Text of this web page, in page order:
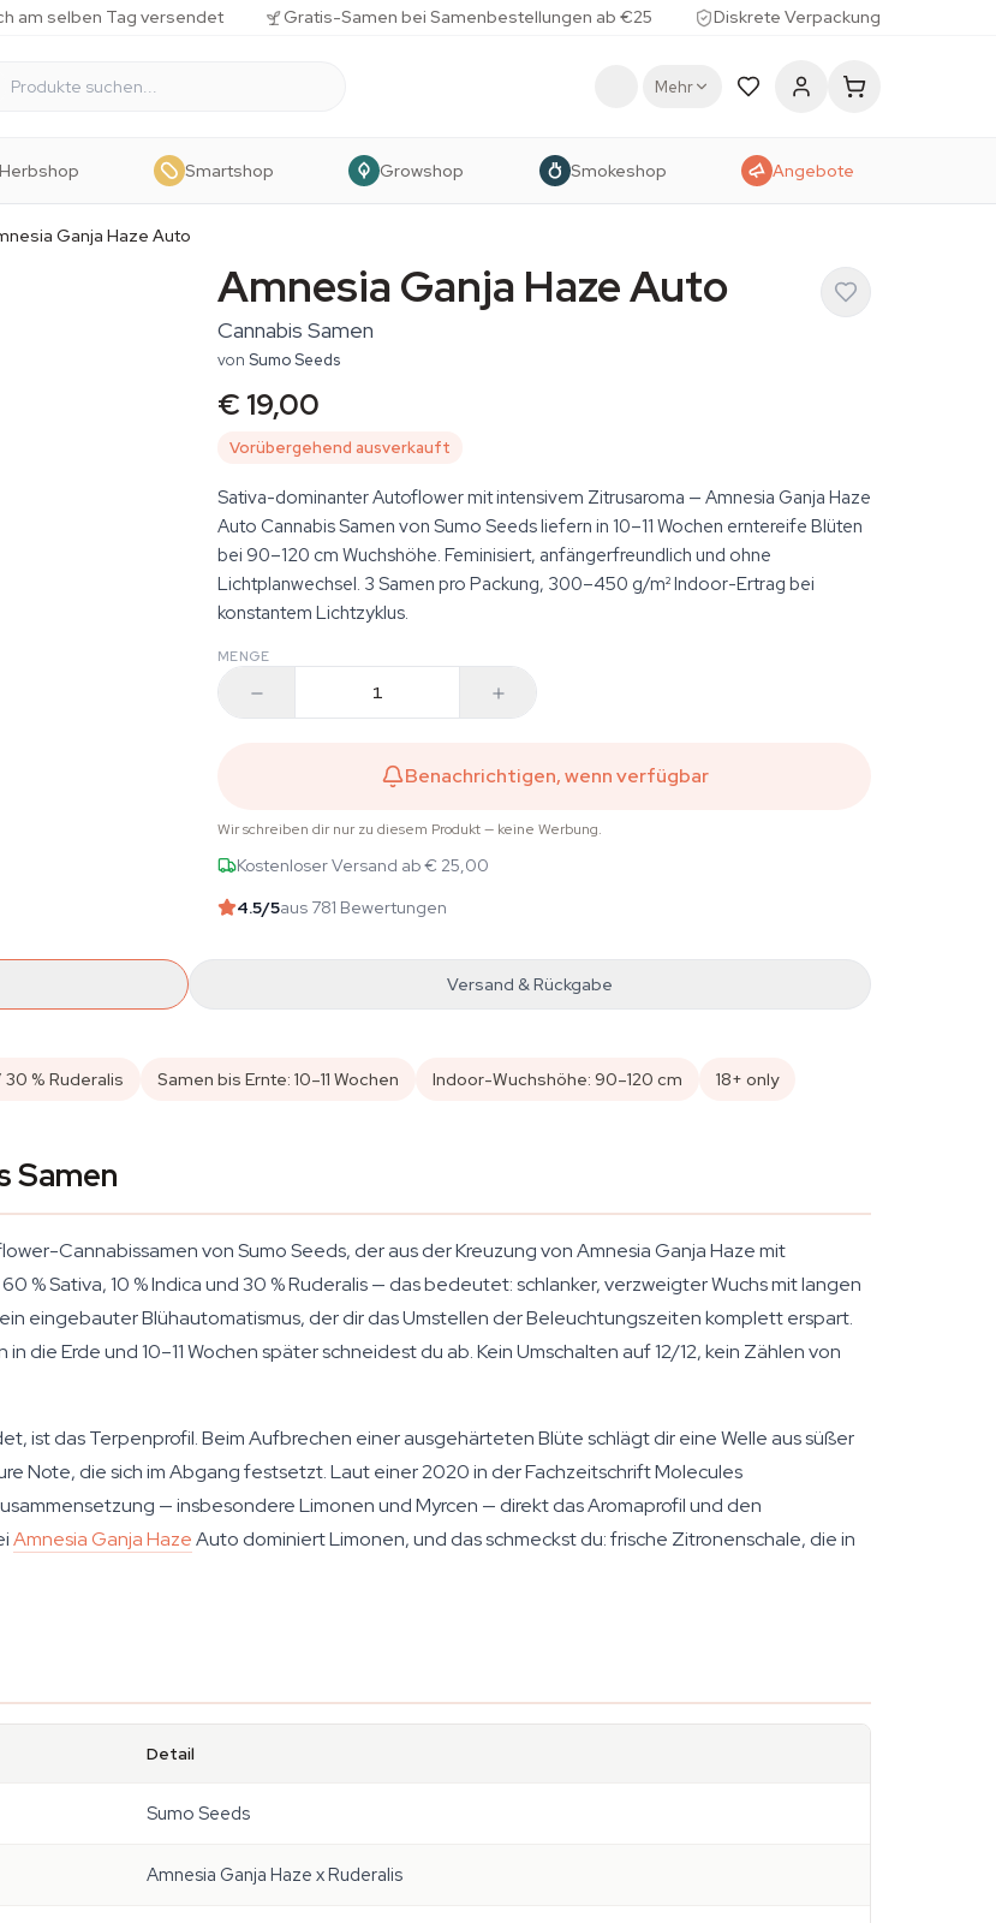
am selben Tag versendet Gratis-Samen bei Samenbestellungen ab €25 Diskrete Verpackung
Mehr
Smartshop Growshop Smokeshop Angebote
Ganja Haze Auto
Amnesia Ganja Haze Auto
Cannabis Samen
von Sumo Seeds
€ 19,00
Vorübergehend ausverkauft
Sativa-dominanter Autoflower mit intensivem Zitrusaroma — Amnesia Ganja Haze
Auto Cannabis Samen von Sumo Seeds liefern in 10–11 Wochen erntereife Blüten
bei 90–120 cm Wuchshöhe. Feminisiert, anfängerfreundlich und ohne
Lichtplanwechsel. 3 Samen pro Packung, 300–450 g/m² Indoor-Ertrag bei
konstantem Lichtzyklus.
MENGE
Benachrichtigen, wenn verfügbar
Wir schreiben dir nur zu diesem Produkt — keine Werbung.
Kostenloser Versand ab € 25,00
4.5/5aus 781 Bewertungen
Versand & Rückgabe
30 % Ruderalis Samen bis Ernte: 10–11 Wochen Indoor-Wuchshöhe: 90–120 cm 18+ only
Samen
Cannabissamen von Sumo Seeds, der aus der Kreuzung von Amnesia Ganja Haze mit
Sativa, 10 % Indica und 30 % Ruderalis — das bedeutet: schlanker, verzweigter Wuchs mit langen
eingebauter Blühautomatismus, der dir das Umstellen der Beleuchtungszeiten komplett erspart.
die Erde und 10–11 Wochen später schneidest du ab. Kein Umschalten auf 12/12, kein Zählen von
ist das Terpenprofil. Beim Aufbrechen einer ausgehärteten Blüte schlägt dir eine Welle aus süßer
Note, die sich im Abgang festsetzt. Laut einer 2020 in der Fachzeitschrift Molecules
— insbesondere Limonen und Myrcen — direkt das Aromaprofil und den
Amnesia Ganja HazeAuto dominiert Limonen, und das schmeckst du: frische Zitronenschale, die in
Detail
Sumo Seeds
Amnesia Ganja Haze x Ruderalis